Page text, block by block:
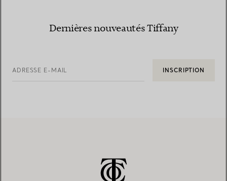
Dernières nouveautés Tiffany
ADRESSE E-MAIL INSCRIPTION